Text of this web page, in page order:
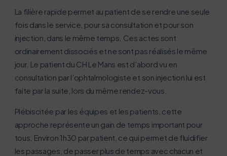
La filière rapide permet au patient de se rendre une seule
fois dans le service, pour sa consultation et pour son
injection, dans le même temps. Ces actes sont
ordinairement dissociés et ne sont pas réalisés le même
jour. Le patient du CH Le Mans est d’abord vu en
consultation par l’ophtalmologiste et son injection lui est
faite par la suite, lors du même rendez-vous.
Plébiscitée par les équipes et les patients, cette
approche représente un gain de temps important pour
tous. Environ 1h30 par patient, ce qui permet de fluidifier
les passages, de passer plus de temps avec chacun et